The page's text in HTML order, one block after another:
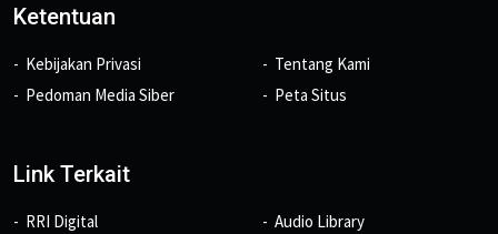
Ketentuan
Kebijakan Privasi
Pedoman Media Siber
Tentang Kami
Peta Situs
Link Terkait
RRI Digital
Audio Library